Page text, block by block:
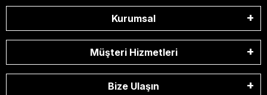
Kurumsal
Müşteri Hizmetleri
Bize Ulaşın